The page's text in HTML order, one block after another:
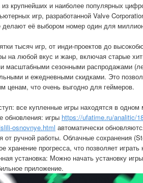
из крупнейших и наиболее популярных
игр, разработанной Valve
делают её выбором номер один для
тысяч игр, от инди-проектов до
на любой вкус и жанр, включая старые
масштабными сезонными распродажами
и ежедневными скидками. Это
ценам, что очень выгодно для геймеров.
все купленные игры находятся в
обновления: игры https://ufatime.ru/analitic/
osnovnye.html автоматически
от ручной работы. Облачные сохранения
хранение прогресса, что позволяет
установка: Можно начать установку
приложение.